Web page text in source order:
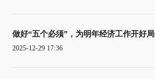
做好“五个必须”，为明年经济工作开好局
2025-12-29 17:36